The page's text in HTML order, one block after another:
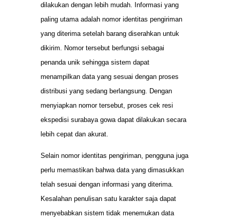
dilakukan dengan lebih mudah. Informasi yang
paling utama adalah nomor identitas pengiriman
yang diterima setelah barang diserahkan untuk
dikirim. Nomor tersebut berfungsi sebagai
penanda unik sehingga sistem dapat
menampilkan data yang sesuai dengan proses
distribusi yang sedang berlangsung. Dengan
menyiapkan nomor tersebut, proses cek resi
ekspedisi surabaya gowa dapat dilakukan secara
lebih cepat dan akurat.
Selain nomor identitas pengiriman, pengguna juga
perlu memastikan bahwa data yang dimasukkan
telah sesuai dengan informasi yang diterima.
Kesalahan penulisan satu karakter saja dapat
menyebabkan sistem tidak menemukan data